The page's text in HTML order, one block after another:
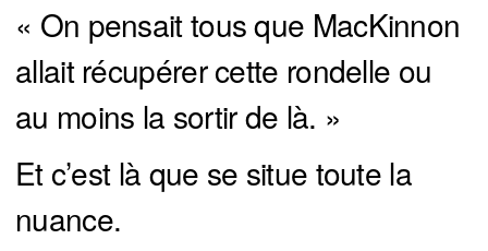
« On pensait tous que MacKinnon
allait récupérer cette rondelle ou
au moins la sortir de là. »
Et c’est là que se situe toute la
nuance.